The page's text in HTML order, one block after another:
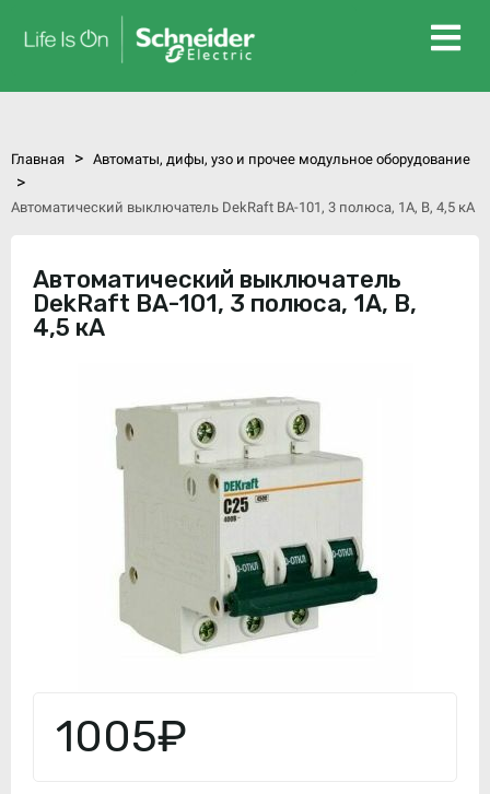
Главная > Автоматы, дифы, узо и прочее модульное оборудование
>
Автоматический выключатель DekRaft ВА-101, 3 полюса, 1А, В, 4,5 кА
Автоматический выключатель
DekRaft ВА-101, 3 полюса, 1А, В,
4,5 кА
1005₽